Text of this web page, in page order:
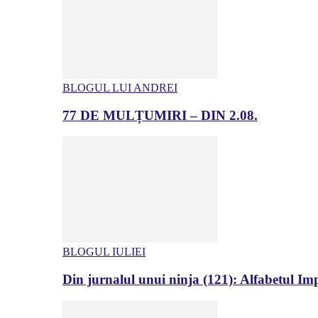
BLOGUL LUI ANDREI
77 DE MULȚUMIRI – DIN 2.08.
BLOGUL IULIEI
Din jurnalul unui ninja (121): Alfabetul